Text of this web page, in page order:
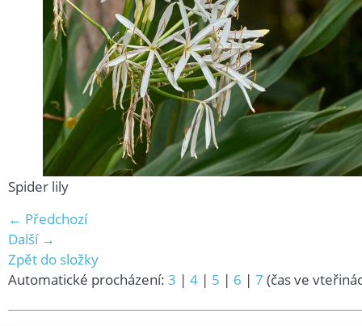
Spider lily
← Předchozí
Další →
Zpět do složky
Automatické procházení: 3 | 4 | 5 | 6 | 7 (čas ve